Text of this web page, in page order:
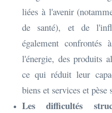
liées à l'avenir
de santé), et de
également
l'énergie, des produits
ce qui réduit leur
biens et services et
Les difficultés